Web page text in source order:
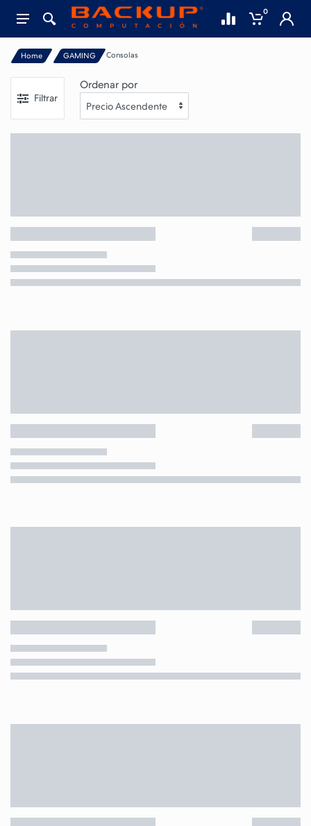
0
Home GAMING Consolas
Filtrar
Ordenar por